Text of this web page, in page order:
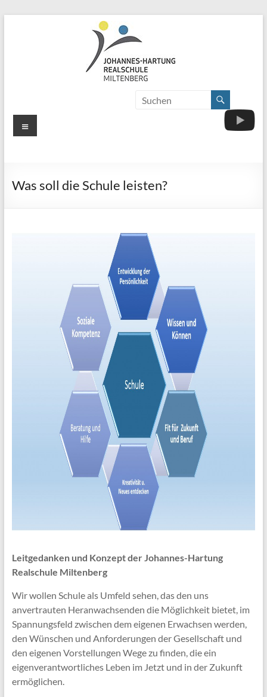
Hartung-
Menü
Was soll die Schule leisten?
Leitgedanken und Konzept der Johannes-Hartung
Realschule Miltenberg
Wir wollen Schule als Umfeld sehen, das den uns
anvertrauten Heranwachsenden die Möglichkeit bietet, im
Spannungsfeld zwischen dem eigenen Erwachsen werden,
den Wünschen und Anforderungen der Gesellschaft und
den eigenen Vorstellungen Wege zu finden, die ein
eigenverantwortliches Leben im Jetzt und in der Zukunft
ermöglichen.